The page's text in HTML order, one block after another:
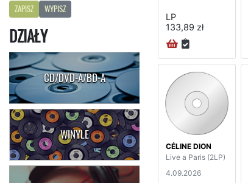
ZAPISZ WYPISZ
DZIAŁY
CD/DVD-A/BD-A
WINYLE
LP
133,89 zł
CÉLINE DION
Live a Paris (2LP)
4.09.2026